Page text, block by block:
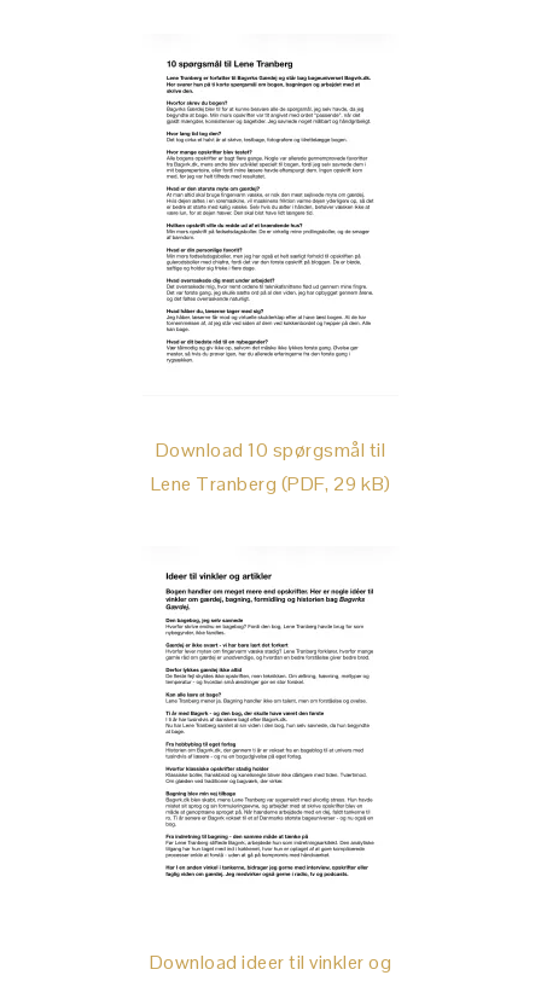
Download 10 spørgsmål til
Lene Tranberg (PDF, 29 kB)
Download ideer til vinkler og